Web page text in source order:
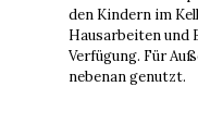
den Kindern im
Hausarbeiten und
Verfügung. Für
nebenan genutzt.